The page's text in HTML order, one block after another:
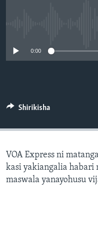
0:00
Shirikisha
VOA Express ni
kasi yakiangalia habari
maswala yanayohusu